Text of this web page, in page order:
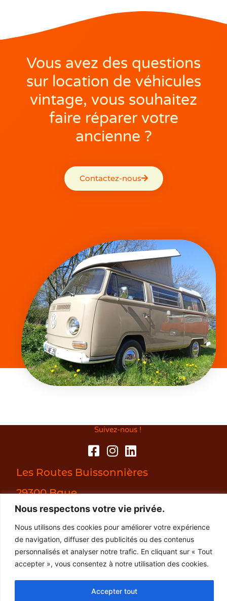
Nous respectons votre vie privée.
Nous utilisons des cookies pour améliorer votre expérience
de navigation, diffuser des publicités ou des contenus
personnalisés et analyser notre trafic. En cliquant sur « Tout
accepter », vous consentez à notre utilisation des cookies.
Accepter tout
Vous avez des questions
sur location de véhicules
vintage, vous souhaitez
faire réparer votre
ancienne ?
Contactez-nous
Suivez-nous !
Les Routes Buissonnières
29300 Baye
06 03 06 32 23
© Les routes buissonnières - 2026